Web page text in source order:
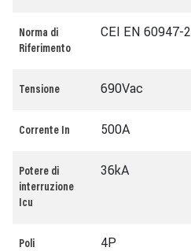
Norma di
Riferimento
CEI EN 60947-2
Tensione 690Vac
Corrente In 500A
Potere di
interruzione
Icu
36kA
Poli 4P